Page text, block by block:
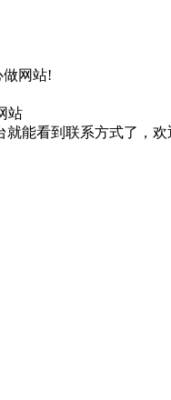
网站!
站
就能看到联系方式了，欢